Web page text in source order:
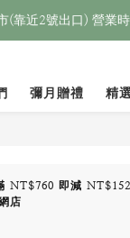
(靠近2號出口) 營業
彌月贈禮 精
NT$760 即減 NT$152
店